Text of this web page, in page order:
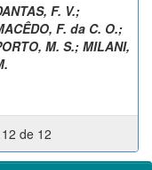
F. V.;
F. da C. O.;
M. S.; MILANI,
de 12